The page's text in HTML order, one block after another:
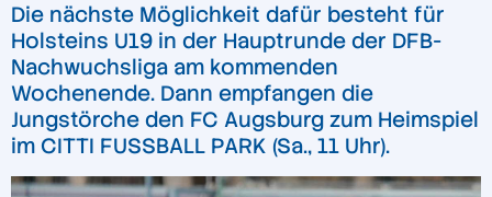
Die nächste Möglichkeit dafür besteht für
Holsteins U19 in der Hauptrunde der DFB-
Nachwuchsliga am kommenden
Wochenende. Dann empfangen die
Jungstörche den FC Augsburg zum Heimspiel
im CITTI FUSSBALL PARK (Sa., 11 Uhr).